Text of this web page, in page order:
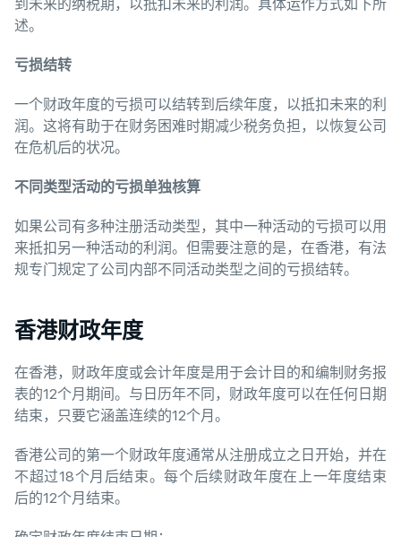
到未来的纳税期，以抵扣未来的利润。具体运作方式如下所
述。
亏损结转
一个财政年度的亏损可以结转到后续年度，以抵扣未来的利
润。这将有助于在财务困难时期减少税务负担，以恢复公司
在危机后的状况。
不同类型活动的亏损单独核算
如果公司有多种注册活动类型，其中一种活动的亏损可以用
来抵扣另一种活动的利润。但需要注意的是，在香港，有法
规专门规定了公司内部不同活动类型之间的亏损结转。
香港财政年度
在香港，财政年度或会计年度是用于会计目的和编制财务报
表的12个月期间。与日历年不同，财政年度可以在任何日期
结束，只要它涵盖连续的12个月。
香港公司的第一个财政年度通常从注册成立之日开始，并在
不超过18个月后结束。每个后续财政年度在上一年度结束
后的12个月结束。